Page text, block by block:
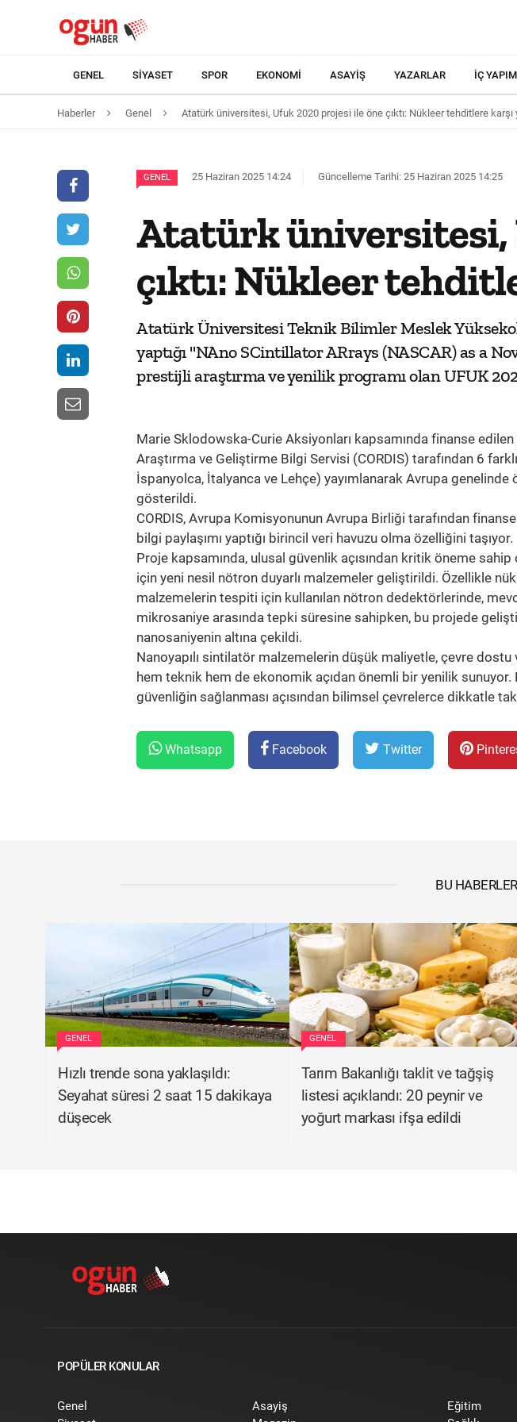
GENEL SIYASET SPOR EKONOMI ASAYIŞ YAZARLAR İÇ
Haberler Genel Atatürk üniversitesi, Ufuk 2020 projesi ile öne çıktı: Nükleer tehditlere
GENEL 25 Haziran 2025 14:24 Güncelleme Tarihi: 25 Haziran 2025 14:25
Atatürk üniversitesi,
çıktı: Nükleer
Atatürk Üniversitesi Teknik Bilimler Meslek
yaptığı "NAno SCintillator ARrays (NASCAR) as a
prestijli araştırma ve yenilik programı olan UFUK
Marie Sklodowska-Curie Aksiyonları kapsamında finanse
Araştırma ve Geliştirme Bilgi Servisi (CORDIS) tarafından 6
İspanyolca, İtalyanca ve Lehçe) yayımlanarak Avrupa genelinde
gösterildi.
CORDIS, Avrupa Komisyonunun Avrupa Birliği tarafından
bilgi paylaşımı yaptığı birincil veri havuzu olma özelliğini taşıyor.
Proje kapsamında, ulusal güvenlik açısından kritik öneme
için yeni nesil nötron duyarlı malzemeler geliştirildi. Özellikle
malzemelerin tespiti için kullanılan nötron dedektörlerinde,
mikrosaniye arasında tepki süresine sahipken, bu projede
nanosaniyenin altına çekildi.
Nanoyapılı sintilatör malzemelerin düşük maliyetle, çevre
hem teknik hem de ekonomik açıdan önemli bir yenilik
güvenliğin sağlanması açısından bilimsel çevrelerce dikkatle
Whatsapp Facebook Twitter
BU
GENEL
Hızlı trende sona yaklaşıldı:
Seyahat süresi 2 saat 15 dakikaya
düşecek
GENEL
Tarım Bakanlığı taklit ve tağşiş
listesi açıklandı: 20 peynir ve
yoğurt markası ifşa edildi
POPÜLER KONULAR
Genel
Asayiş
Eğitim